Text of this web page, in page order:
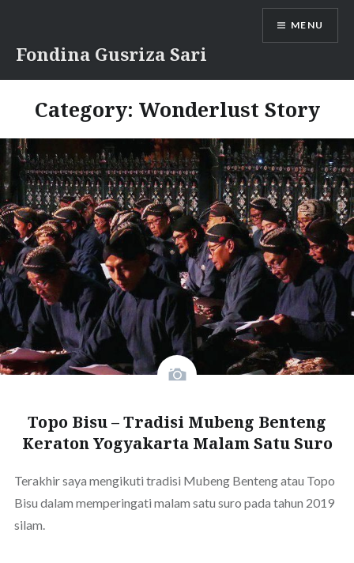
content
Fondina Gusriza Sari
MENU
Category: Wonderlust Story
Topo Bisu – Tradisi Mubeng Benteng
Keraton Yogyakarta Malam Satu Suro
Terakhir saya mengikuti tradisi Mubeng Benteng atau Topo
Bisu dalam memperingati malam satu suro pada tahun 2019
silam.